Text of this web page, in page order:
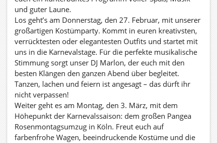
und sage von Herzen Danke! Für eure Begeisterung,
eure Kreativität, eure Liebe zum Karneval. Ohne euch
wäre dieses Fest nicht dasselbe!
Dreimol vun Hätze: Kölle Alaaf! Pangea Alaaf! Virtueller
Karneval Alaaf!
Mit karnevalistischen Grüßen und voller Vorfreude auf
das nächste Jahr, euer Marlon Wayne
https://youtu.be/-vs4npr7qK0?si=hFxO1s7r6o0ixVFJ
und guter Laune.
Los geht’s am Donnerstag, den 27. Februar, mit unserer
großartigen Kostümparty. Kommt in euren kreativsten,
verrücktesten oder elegantesten Outfits und startet mit
uns in die Karnevalstage. Für die perfekte musikalische
Stimmung sorgt unser DJ Marlon, der euch mit den
besten Klängen den ganzen Abend über begleitet.
Tanzen, lachen und feiern ist angesagt – das dürft ihr
nicht verpassen!
Weiter geht es am Montag, den 3. März, mit dem
Höhepunkt der Karnevalssaison: dem großen Pangea
Rosenmontagsumzug in Köln. Freut euch auf
farbenfrohe Wagen, beeindruckende Kostüme und die